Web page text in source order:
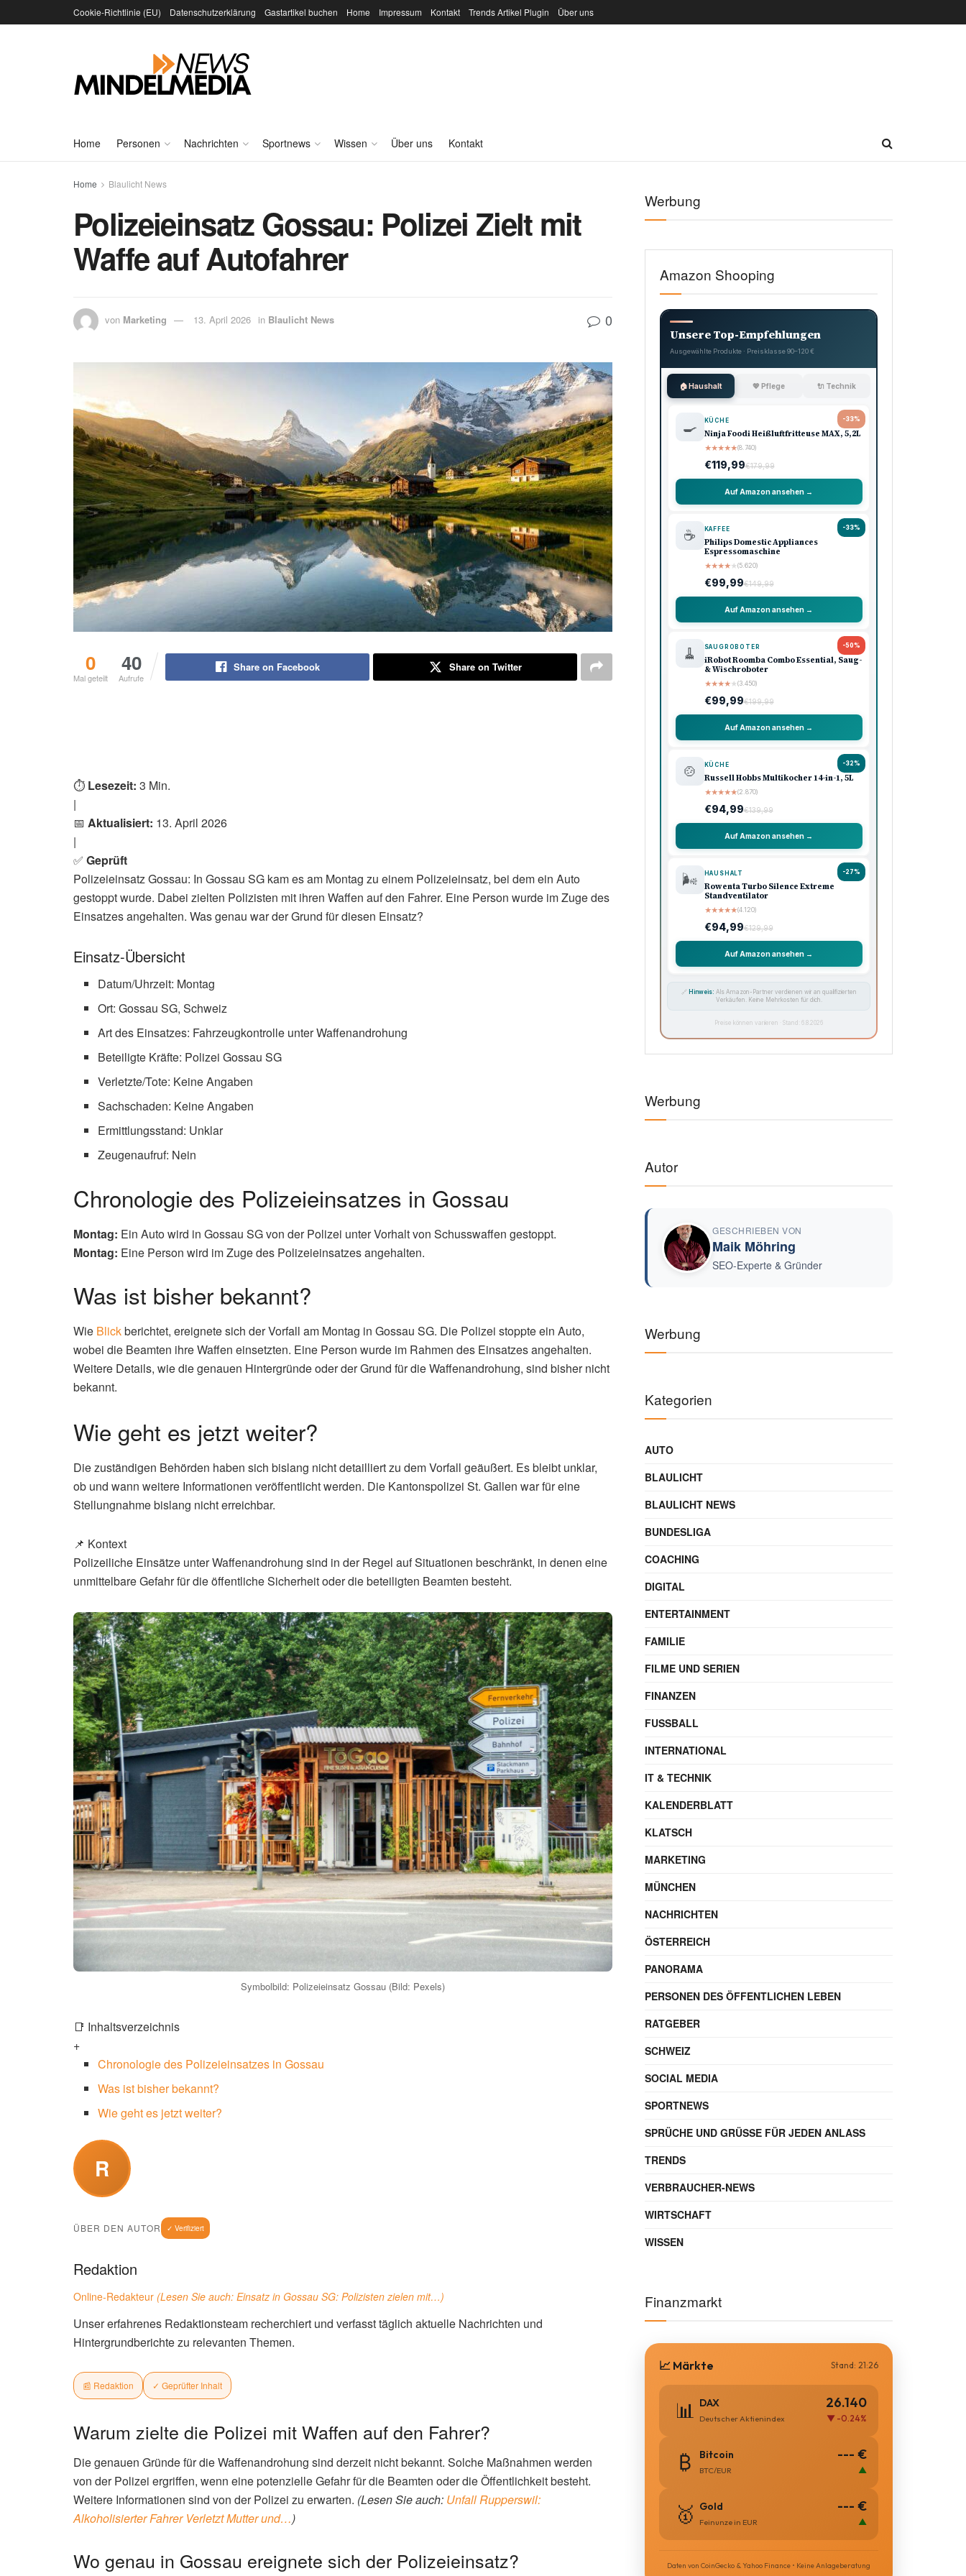
Cookie-Richtlinie (EU) Datenschutzerklärung Gastartikel buchen Home Impressum Kontakt Trends Artikel Plugin Über uns
Home Personen Nachrichten Sportnews Wissen Über uns Kontakt
Home Blaulicht News
Polizeieinsatz Gossau: Polizei Zielt mit
Waffe auf Autofahrer
von Marketing 13. April 2026 in Blaulicht News 0
0
Mal geteilt
40
Aufrufe
Share on Facebook Share on Twitter
⏱️ Lesezeit: 3 Min.
|
📅 Aktualisiert: 13. April 2026
|
✅ Geprüft
Polizeieinsatz Gossau: In Gossau SG kam es am Montag zu einem Polizeieinsatz, bei dem ein Auto
gestoppt wurde. Dabei zielten Polizisten mit ihren Waffen auf den Fahrer. Eine Person wurde im Zuge des
Einsatzes angehalten. Was genau war der Grund für diesen Einsatz?
Einsatz-Übersicht
Datum/Uhrzeit: Montag
Ort: Gossau SG, Schweiz
Art des Einsatzes: Fahrzeugkontrolle unter Waffenandrohung
Beteiligte Kräfte: Polizei Gossau SG
Verletzte/Tote: Keine Angaben
Sachschaden: Keine Angaben
Ermittlungsstand: Unklar
Zeugenaufruf: Nein
Chronologie des Polizeieinsatzes in Gossau
Montag: Ein Auto wird in Gossau SG von der Polizei unter Vorhalt von Schusswaffen gestoppt.
Montag: Eine Person wird im Zuge des Polizeieinsatzes angehalten.
Was ist bisher bekannt?
Wie Blickberichtet, ereignete sich der Vorfall am Montag in Gossau SG. Die Polizei stoppte ein Auto,
wobei die Beamten ihre Waffen einsetzten. Eine Person wurde im Rahmen des Einsatzes angehalten.
Weitere Details, wie die genauen Hintergründe oder der Grund für die Waffenandrohung, sind bisher nicht
bekannt.
Wie geht es jetzt weiter?
Die zuständigen Behörden haben sich bislang nicht detailliert zu dem Vorfall geäußert. Es bleibt unklar,
ob und wann weitere Informationen veröffentlicht werden. Die Kantonspolizei St. Gallen war für eine
Stellungnahme bislang nicht erreichbar.
📌 Kontext
Polizeiliche Einsätze unter Waffenandrohung sind in der Regel auf Situationen beschränkt, in denen eine
unmittelbare Gefahr für die öffentliche Sicherheit oder die beteiligten Beamten besteht.
Symbolbild: Polizeieinsatz Gossau (Bild: Pexels)
📑 Inhaltsverzeichnis
+
Chronologie des Polizeieinsatzes in Gossau
Was ist bisher bekannt?
Wie geht es jetzt weiter?
R
ÜBER DEN AUTOR ✓ Verifiziert
Redaktion
Online-Redakteur (Lesen Sie auch: Einsatz in Gossau SG: Polizisten zielen mit…)
Unser erfahrenes Redaktionsteam recherchiert und verfasst täglich aktuelle Nachrichten und
Hintergrundberichte zu relevanten Themen.
📰 Redaktion ✓ Geprüfter Inhalt
Warum zielte die Polizei mit Waffen auf den Fahrer?
Die genauen Gründe für die Waffenandrohung sind derzeit nicht bekannt. Solche Maßnahmen werden
von der Polizei ergriffen, wenn eine potenzielle Gefahr für die Beamten oder die Öffentlichkeit besteht.
Weitere Informationen sind von der Polizei zu erwarten. (Lesen Sie auch: Unfall Rupperswil:
Alkoholisierter Fahrer Verletzt Mutter und…)
Wo genau in Gossau ereignete sich der Polizeieinsatz?
Werbung
Amazon Shooping
Unsere Top-Empfehlungen
Ausgewählte Produkte · Preisklasse 90–120 €
🏠 Haushalt 💖 Pflege 🔌 Technik
-33%
🍳 KÜCHE
Ninja Foodi Heißluftfritteuse MAX, 5,2L
★★★★★(8.740)
€119,99€179,99
Auf Amazon ansehen →
-33%
☕ KAFFEE
Philips Domestic Appliances
Espressomaschine
★★★★★(5.620)
€99,99€149,99
Auf Amazon ansehen →
-50%
🧹 SAUGROBOTER
iRobot Roomba Combo Essential, Saug-
& Wischroboter
★★★★★(3.450)
€99,99€199,99
Auf Amazon ansehen →
-32%
🍲 KÜCHE
Russell Hobbs Multikocher 14-in-1, 5L
★★★★★(2.870)
€94,99€139,99
Auf Amazon ansehen →
-27%
🌬️ HAUSHALT
Rowenta Turbo Silence Extreme
Standventilator
★★★★★(4.120)
€94,99€129,99
Auf Amazon ansehen →
🔗 Hinweis: Als Amazon-Partner verdienen wir an qualifizierten
Verkäufen. Keine Mehrkosten für dich.
Preise können variieren · Stand: 6.8.2026
Werbung
Autor
GESCHRIEBEN VON
Maik Möhring
SEO-Experte & Gründer
Werbung
Kategorien
AUTO
BLAULICHT
BLAULICHT NEWS
BUNDESLIGA
COACHING
DIGITAL
ENTERTAINMENT
FAMILIE
FILME UND SERIEN
FINANZEN
FUSSBALL
INTERNATIONAL
IT & TECHNIK
KALENDERBLATT
KLATSCH
MARKETING
MÜNCHEN
NACHRICHTEN
ÖSTERREICH
PANORAMA
PERSONEN DES ÖFFENTLICHEN LEBEN
RATGEBER
SCHWEIZ
SOCIAL MEDIA
SPORTNEWS
SPRÜCHE UND GRÜSSE FÜR JEDEN ANLASS
TRENDS
VERBRAUCHER-NEWS
WIRTSCHAFT
WISSEN
Finanzmarkt
📈 Märkte Stand: 21:26
📊 DAX
Deutscher Aktienindex
26.140
▼ -0.24%
₿ Bitcoin
BTC/EUR
--- €
▲
🥇 Gold
Feinunze in EUR
--- €
▲
Daten von CoinGecko & Yahoo Finance • Keine Anlageberatung